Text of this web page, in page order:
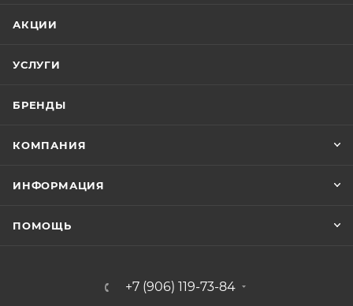
АКЦИИ
УСЛУГИ
БРЕНДЫ
КОМПАНИЯ
ИНФОРМАЦИЯ
ПОМОЩЬ
+7 (906) 119-73-84